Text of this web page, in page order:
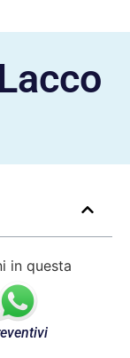
in questa